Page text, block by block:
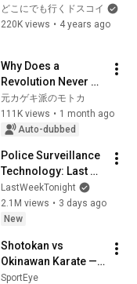
ックリするほど都会
な件！！イメージ変
どこにでも行くドスコイ
220K views • 4 years ago
Why Does a
Revolution Never
Happen in Japan?
元カゲキ派のモトカ
111K views • 1 month ago
Auto-dubbed
Police Surveillance
Technology: Last
Week Tonight with
John Oliver (HBO)
LastWeekTonight
2.1M views • 3 days ago
New
Shotokan vs
Okinawan Karate —
The Difference Is
SportEye